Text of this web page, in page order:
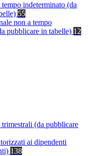
tempo indeterminato (da
55
non a tempo
pubblicare in tabelle) 12
trimestrali (da pubblicare
ai dipendenti
138